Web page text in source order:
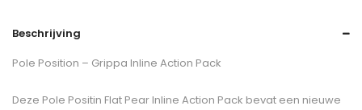
Beschrijving
Pole Position – Grippa Inline Action Pack
Deze Pole Positin Flat Pear Inline Action Pack bevat een nieuwe